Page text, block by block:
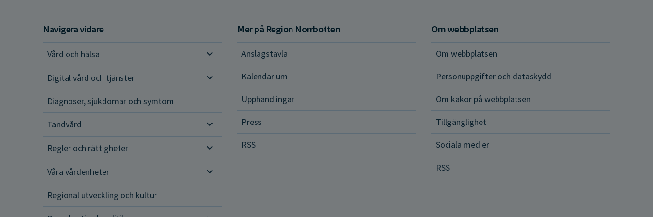
Navigera vidare
Vård och hälsa
Vård och hälsa
Digital vård och tjänster
Diagnoser, sjukdomar och symtom
Tandvård
Regler och rättigheter
Regler och rättigheter
Våra vårdenheter
Regional utveckling och kultur
Mer på Region Norrbotten
Anslagstavla
Kalendarium
Upphandlingar
Press
RSS
Om webbplatsen
Om webbplatsen
Personuppgifter och dataskydd
Om kakor på webbplatsen
Tillgänglighet
Sociala medier
RSS